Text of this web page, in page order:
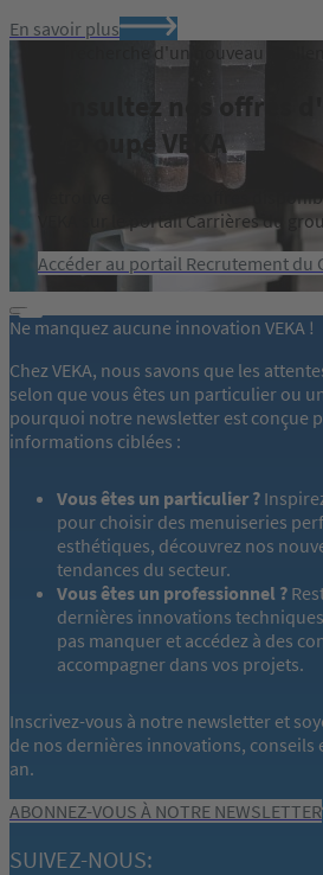
En savoir plus
À la recherche d'un nouveau
Consultez nos offres
le groupe VEKA
Retrouvez toutes les offres
VEKA sur le portail Carrières du
Accéder au portail Recrutement du
Ne manquez aucune innovation VEKA !
Chez VEKA, nous savons que les
selon que vous êtes un particulier ou
pourquoi notre newsletter est conçue
informations ciblées :
Vous êtes un particulier ?
pour choisir des menuiseries
esthétiques, découvrez nos
tendances du secteur.
Vous êtes un professionnel ?
dernières innovations
pas manquer et accédez à des
accompagner dans vos projets.
Inscrivez-vous à notre newsletter et
de nos dernières innovations, conseils
an.
ABONNEZ-VOUS À NOTRE NEWSLETTER
SUIVEZ-NOUS: